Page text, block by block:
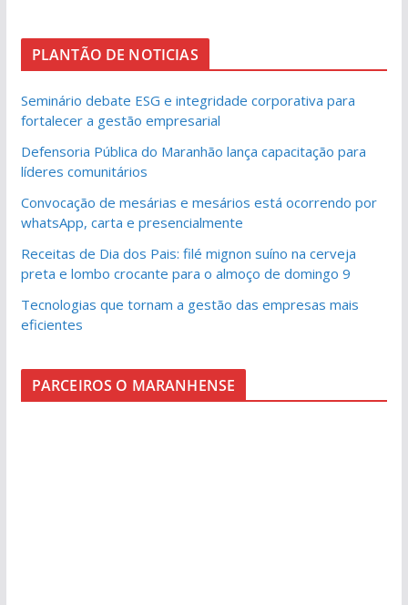
PLANTÃO DE NOTICIAS
Seminário debate ESG e integridade corporativa para
fortalecer a gestão empresarial
Defensoria Pública do Maranhão lança capacitação para
líderes comunitários
Convocação de mesárias e mesários está ocorrendo por
whatsApp, carta e presencialmente
Receitas de Dia dos Pais: filé mignon suíno na cerveja
preta e lombo crocante para o almoço de domingo 9
Tecnologias que tornam a gestão das empresas mais
eficientes
PARCEIROS O MARANHENSE